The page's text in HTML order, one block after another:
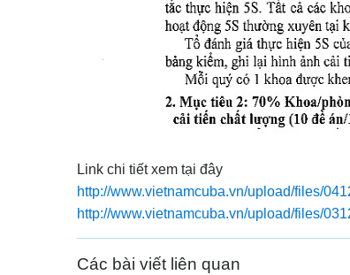
Link chi tiết xem tại đây
http://www.vietnamcuba.vn/upload/files/
http://www.vietnamcuba.vn/upload/files/
Các bài viết liên quan